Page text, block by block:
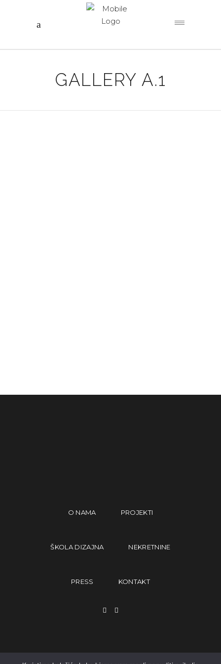
GALLERY A.1
O NAMA PROJEKTI
ŠKOLA DIZAJNA NEKRETNINE
PRESS KONTAKT